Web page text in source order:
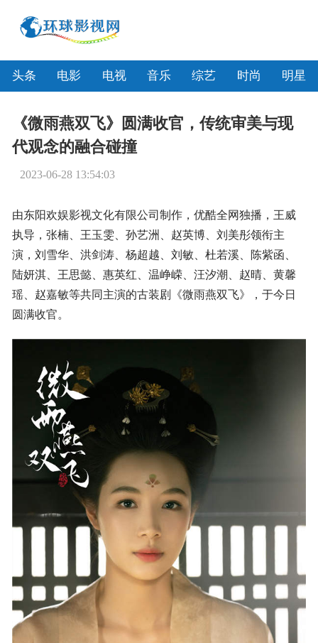
头条 电影 电视 音乐 综艺 时尚 明星
《微雨燕双飞》圆满收官，传统审美与现
代观念的融合碰撞
2023-06-28 13:54:03
由东阳欢娱影视文化有限公司制作，优酷全网独播，王威
执导，张楠、王玉雯、孙艺洲、赵英博、刘美彤领衔主
演，刘雪华、洪剑涛、杨超越、刘敏、杜若溪、陈紫函、
陆妍淇、王思懿、惠英红、温峥嵘、汪汐潮、赵晴、黄馨
瑶、赵嘉敏等共同主演的古装剧《微雨燕双飞》，于今日
圆满收官。